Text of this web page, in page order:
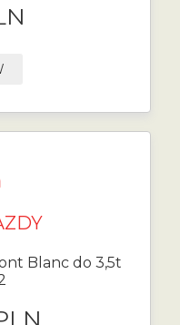
Blanc do 3,5t